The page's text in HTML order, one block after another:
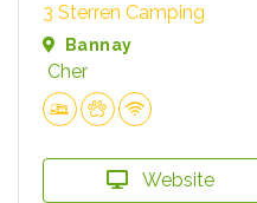
3 Sterren Camping
Bannay
Cher
Website